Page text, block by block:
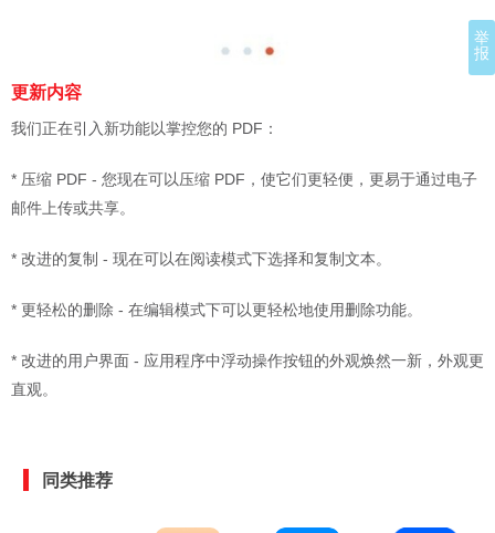
更新内容
我们正在引入新功能以掌控您的 PDF：
* 压缩 PDF - 您现在可以压缩 PDF，使它们更轻便，更易于通过电子
邮件上传或共享。
* 改进的复制 - 现在可以在阅读模式下选择和复制文本。
* 更轻松的删除 - 在编辑模式下可以更轻松地使用删除功能。
* 改进的用户界面 - 应用程序中浮动操作按钮的外观焕然一新，外观更
直观。
同类推荐
举
报